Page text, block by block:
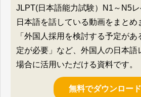
JLPT(日本語能力試験）N1～N5レ
日本語を話している動画をまとめ
「外国人採用を検討する予定が
定が必要」など、外国人の日本語
場合に活用いただける資料です。
無料でダウンロー